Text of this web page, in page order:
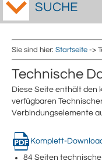
SUCHE
Sie sind hier: Startseite ->
Technische
Diese Seite enthält den
verfügbaren
Verbindungselemente
Komplett-
84 Seiten